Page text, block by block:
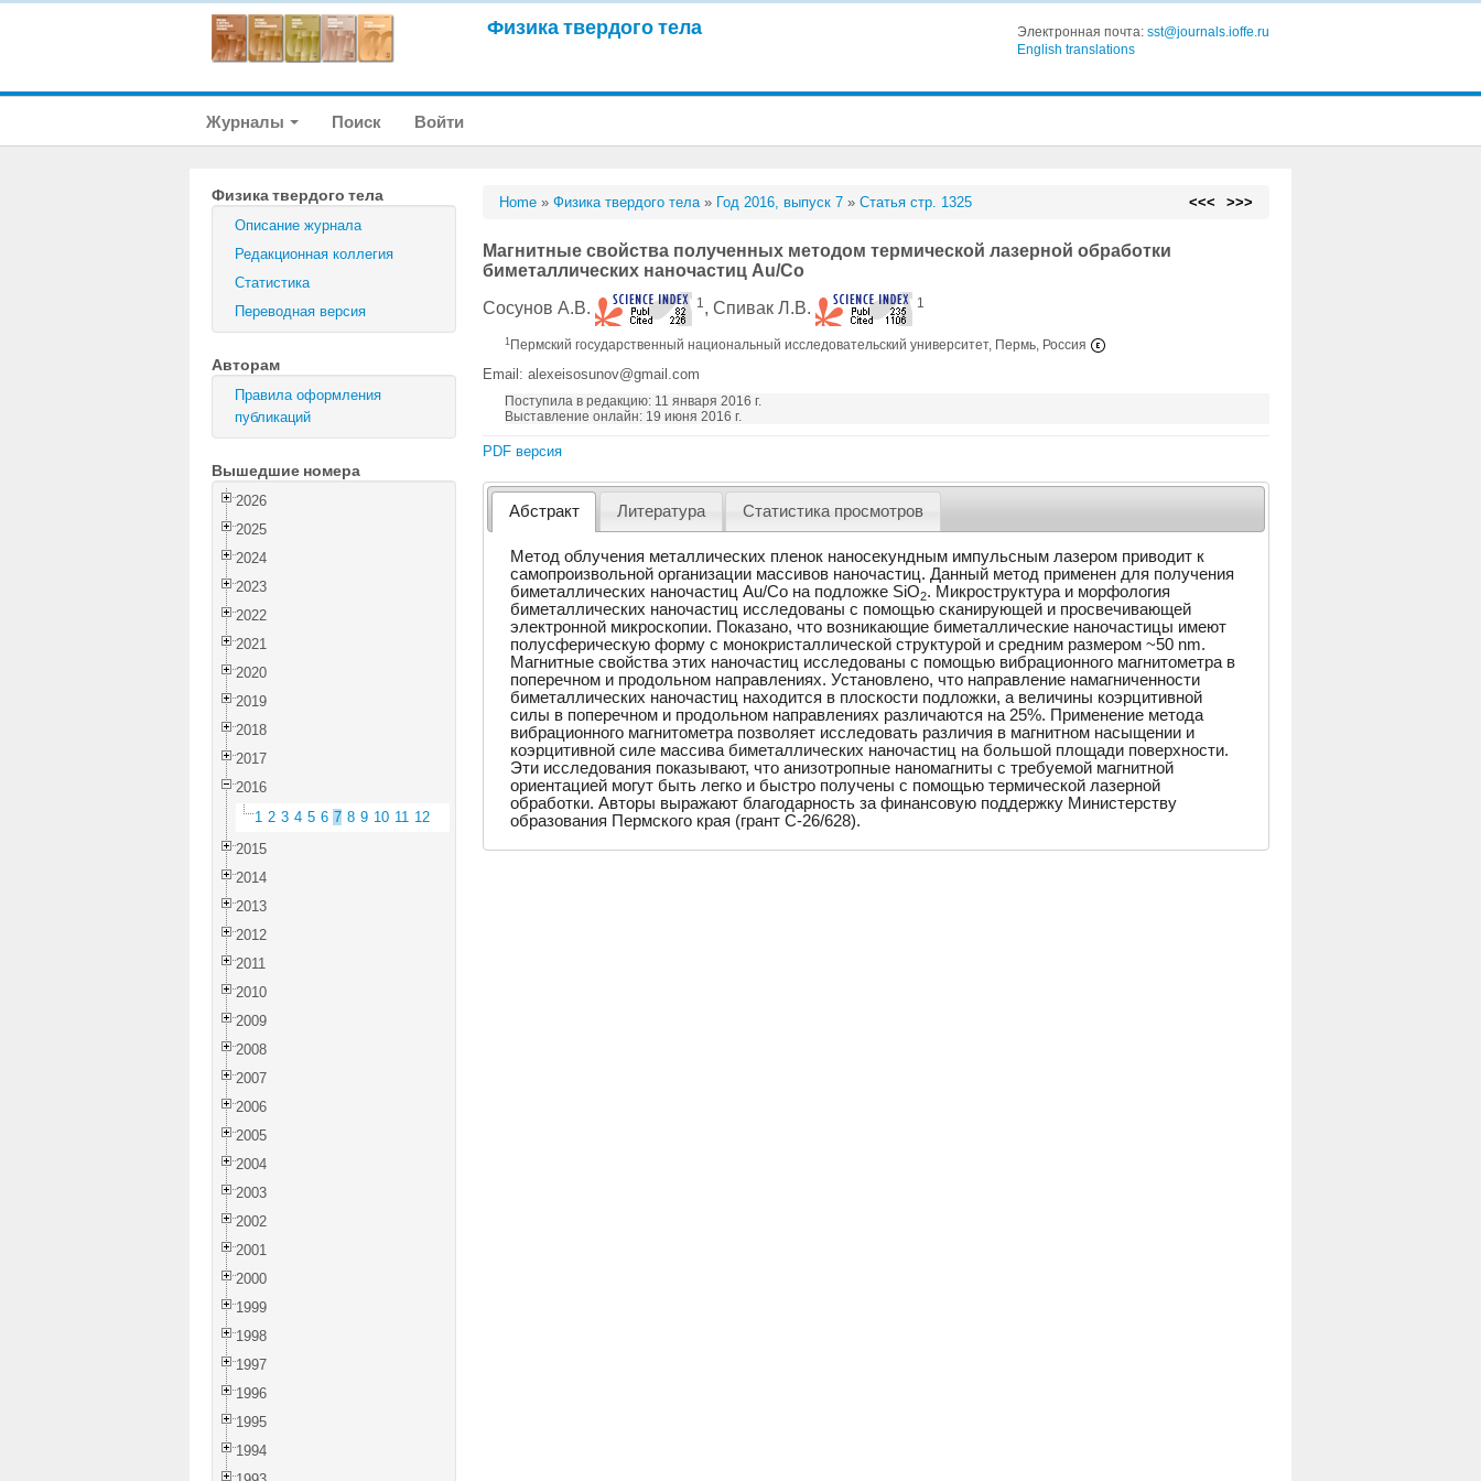
Физика твердого тела Электронная почта: sst@journals.ioffe.ru
English translations
Журналы Поиск Войти
Физика твердого тела
Описание журнала
Редакционная коллегия
Статистика
Переводная версия
Авторам
Правила оформления
публикаций
Вышедшие номера
2026
2025
2024
2023
2022
2021
2020
2019
2018
2017
2016
1 2 3 4 5 6 7 8 9 10 11 12
2015
2014
2013
2012
2011
2010
2009
2008
2007
2006
2005
2004
2003
2002
2001
2000
1999
1998
1997
1996
1995
1994
Home »Физика твердого тела» Год 2016, выпуск 7 »Статья стр. 1325 <<< >>>
Магнитные свойства полученных методом термической лазерной обработки
биметаллических наночастиц Au/Co
Сосунов A.B.
1 , Спивак Л.В. 1
1 Пермский государственный национальный исследовательский университет, Пермь, Россия
Email: alexeisosunov@gmail.com
Поступила в редакцию: 11 января 2016 г.
Выставление онлайн: 19 июня 2016 г.
PDF версия
Абстракт Литература Статистика просмотров
Метод облучения металлических пленок наносекундным импульсным лазером приводит к
самопроизвольной организации массивов наночастиц. Данный метод применен для получения
биметаллических наночастиц Au/Co на подложке SiO2. Микроструктура и морфология
биметаллических наночастиц исследованы с помощью сканирующей и просвечивающей
электронной микроскопии. Показано, что возникающие биметаллические наночастицы имеют
полусферическую форму с монокристаллической структурой и средним размером ~50 nm.
Магнитные свойства этих наночастиц исследованы с помощью вибрационного магнитометра в
поперечном и продольном направлениях. Установлено, что направление намагниченности
биметаллических наночастиц находится в плоскости подложки, а величины коэрцитивной
силы в поперечном и продольном направлениях различаются на 25%. Применение метода
вибрационного магнитометра позволяет исследовать различия в магнитном насыщении и
коэрцитивной силе массива биметаллических наночастиц на большой площади поверхности.
Эти исследования показывают, что анизотропные наномагниты с требуемой магнитной
ориентацией могут быть легко и быстро получены с помощью термической лазерной
обработки. Авторы выражают благодарность за финансовую поддержку Министерству
образования Пермского края (грант C-26/628).